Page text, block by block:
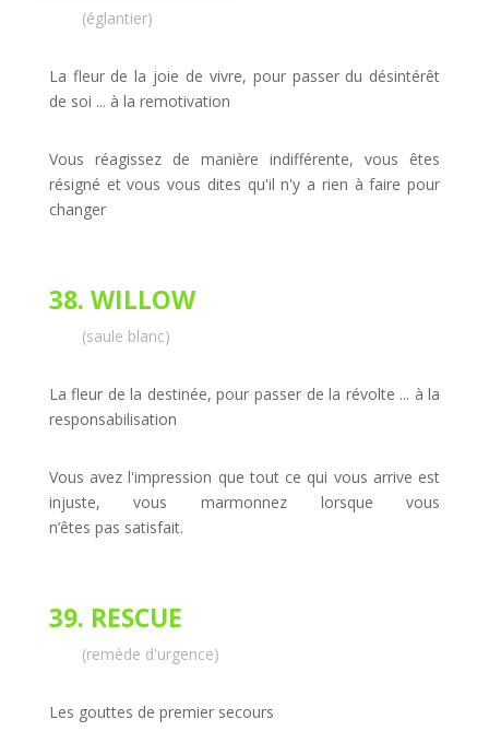
(églantier)
La fleur de la joie de vivre, pour passer du désintérêt
de soi ... à la remotivation
Vous réagissez de manière indifférente, vous êtes
résigné et vous vous dites qu'il n'y a rien à faire pour
changer
38. WILLOW
(saule blanc)
La fleur de la destinée, pour passer de la révolte ... à la
responsabilisation
Vous avez l'impression que tout ce qui vous arrive est
injuste, vous marmonnez lorsque vous
n’êtes pas satisfait.
39. RESCUE
(remède d'urgence)
Les gouttes de premier secours